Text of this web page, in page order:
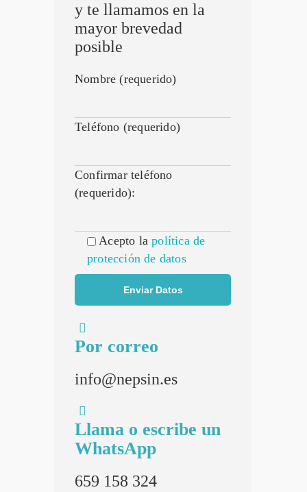
y te llamamos en la
mayor brevedad
posible
Nombre (requerido)
Teléfono (requerido)
Confirmar teléfono
(requerido):
Acepto lapolítica de
protección de datos
Por correo
info@nepsin.es
Llama o escribe un
WhatsApp
659 158 324